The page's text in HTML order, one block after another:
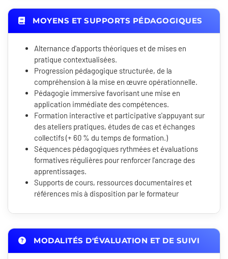
MOYENS ET SUPPORTS PÉDAGOGIQUES
Alternance d'apports théoriques et de mises en
pratique contextualisées.
Progression pédagogique structurée, de la
compréhension à la mise en œuvre opérationnelle.
Pédagogie immersive favorisant une mise en
application immédiate des compétences.
Formation interactive et participative s'appuyant sur
des ateliers pratiques, études de cas et échanges
collectifs (+ 60 % du temps de formation.)
Séquences pédagogiques rythmées et évaluations
formatives régulières pour renforcer l'ancrage des
apprentissages.
Supports de cours, ressources documentaires et
références mis à disposition par le formateur
MODALITÉS D'ÉVALUATION ET DE SUIVI